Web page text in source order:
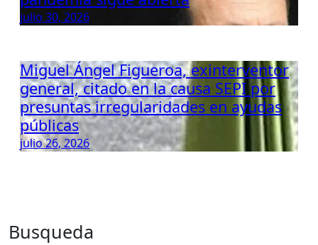
julio 30, 2026
Miguel Ángel Figueroa, exinterventor
general, citado en la causa SEPI por
presuntas irregularidades en ayudas
públicas
julio 26, 2026
Busqueda